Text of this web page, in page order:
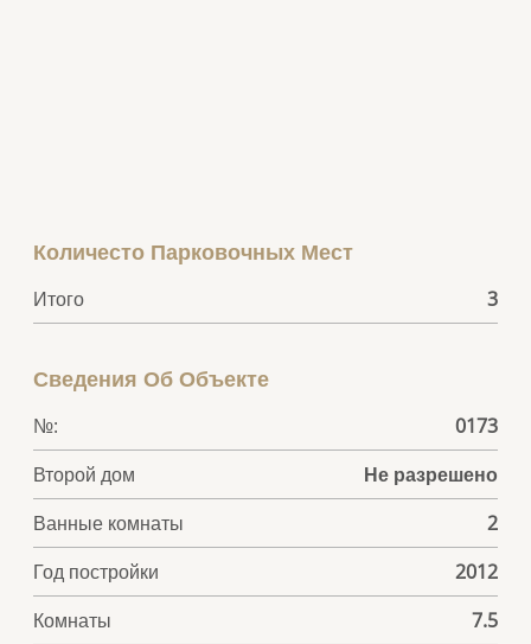
Количесто Парковочных Мест
Итого 3
Сведения Об Объекте
№:
0173
Второй дом
Не разрешено
Ванные комнаты
2
Год постройки
2012
Комнаты
7.5